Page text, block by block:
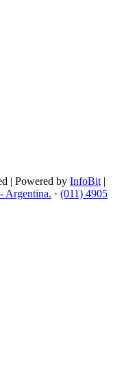
| Powered by InfoBit |
Argentina. · (011) 4905